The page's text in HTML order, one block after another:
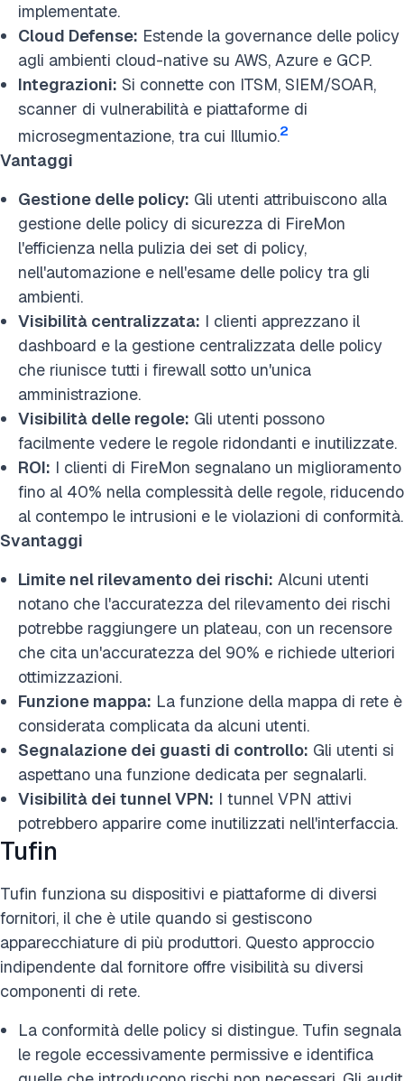
implementate.
Cloud Defense: Estende la governance delle policy
agli ambienti cloud-native su AWS, Azure e GCP.
Integrazioni: Si connette con ITSM, SIEM/SOAR,
scanner di vulnerabilità e piattaforme di
microsegmentazione, tra cui Illumio.2
Vantaggi
Gestione delle policy: Gli utenti attribuiscono alla
gestione delle policy di sicurezza di FireMon
l'efficienza nella pulizia dei set di policy,
nell'automazione e nell'esame delle policy tra gli
ambienti.
Visibilità centralizzata: I clienti apprezzano il
dashboard e la gestione centralizzata delle policy
che riunisce tutti i firewall sotto un'unica
amministrazione.
Visibilità delle regole: Gli utenti possono
facilmente vedere le regole ridondanti e inutilizzate.
ROI: I clienti di FireMon segnalano un miglioramento
fino al 40% nella complessità delle regole, riducendo
al contempo le intrusioni e le violazioni di conformità.
Svantaggi
Limite nel rilevamento dei rischi: Alcuni utenti
notano che l'accuratezza del rilevamento dei rischi
potrebbe raggiungere un plateau, con un recensore
che cita un'accuratezza del 90% e richiede ulteriori
ottimizzazioni.
Funzione mappa: La funzione della mappa di rete è
considerata complicata da alcuni utenti.
Segnalazione dei guasti di controllo: Gli utenti si
aspettano una funzione dedicata per segnalarli.
Visibilità dei tunnel VPN: I tunnel VPN attivi
potrebbero apparire come inutilizzati nell'interfaccia.
Tufin
Tufin funziona su dispositivi e piattaforme di diversi
fornitori, il che è utile quando si gestiscono
apparecchiature di più produttori. Questo approccio
indipendente dal fornitore offre visibilità su diversi
componenti di rete.
La conformità delle policy si distingue. Tufin segnala
le regole eccessivamente permissive e identifica